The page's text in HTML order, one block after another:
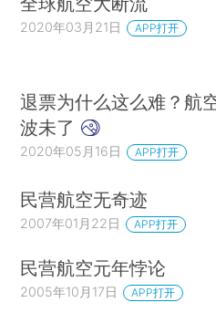
2020年03月21日 APP打开
退票为什么这么难？航
波未了
2020年05月16日 APP打开
民营航空无奇迹
2007年01月22日 APP打开
民营航空元年悖论
2005年10月17日 APP打开